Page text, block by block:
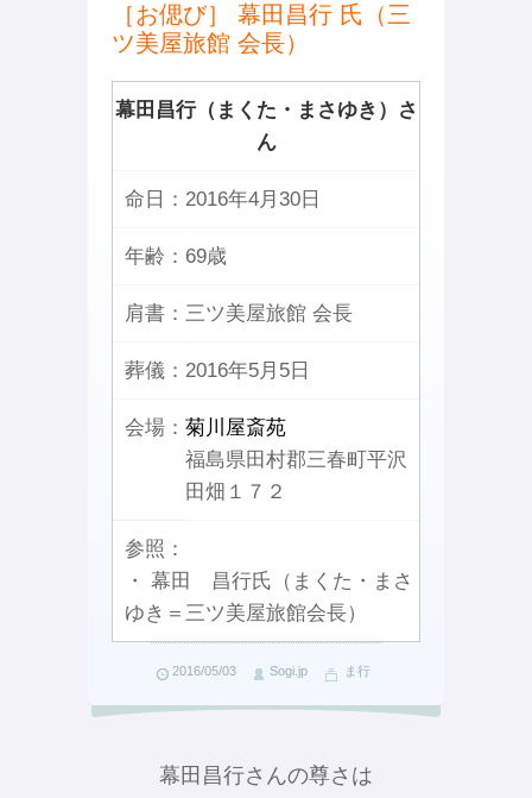
［お偲び］ 幕田昌行 氏（三
ツ美屋旅館 会長）
幕田昌行（まくた・まさゆき）さ
ん
命日： 2016年4月30日
年齢： 69歳
肩書： 三ツ美屋旅館 会長
葬儀： 2016年5月5日
会場： 菊川屋斎苑
福島県田村郡三春町平沢
田畑１７２
参照：
・ 幕田 昌行氏（まくた・まさ
ゆき＝三ツ美屋旅館会長）
2016/05/03 Sogi.jp ま行
幕田昌行さんの尊さは